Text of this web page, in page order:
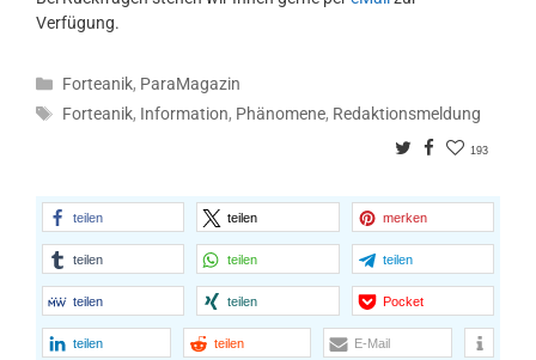
Verfügung.
Kategorien
Forteanik, ParaMagazin
Schlagwörter
Forteanik, Information, Phänomene, Redaktionsmeldung
TwitterFacebook
193
teilen teilen merken
teilen teilen teilen
teilen teilen Pocket
teilen teilen E-Mail